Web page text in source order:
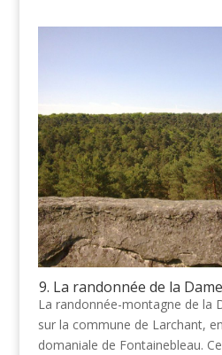
9. La randonnée de la
La randonnée-montagne de la
sur la commune de Larchant,
domaniale de Fontainebleau.